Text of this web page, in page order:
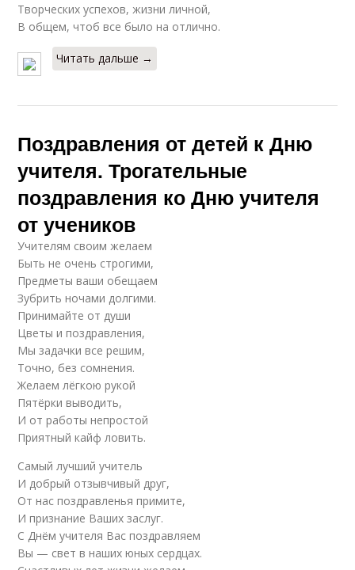
Творческих успехов, жизни личной,
В общем, чтоб все было на отлично.
Читать дальше →
Поздравления от детей к Дню
учителя. Трогательные
поздравления ко Дню учителя
от учеников
Учителям своим желаем
Быть не очень строгими,
Предметы ваши обещаем
Зубрить ночами долгими.
Принимайте от души
Цветы и поздравления,
Мы задачки все решим,
Точно, без сомнения.
Желаем лёгкою рукой
Пятёрки выводить,
И от работы непростой
Приятный кайф ловить.
Самый лучший учитель
И добрый отзывчивый друг,
От нас поздравленья примите,
И признание Ваших заслуг.
С Днём учителя Вас поздравляем
Вы — свет в наших юных сердцах.